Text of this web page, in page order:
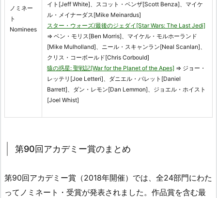
ノミネー
ト
Nominees
イト[Jeff White]、スコット・ベンザ[Scott Benza]、マイケ
ル・メイナーダス[Mike Meinardus]
スター・ウォーズ/最後のジェダイ[Star Wars: The Last Jedi]
⇒ ベン・モリス[Ben Morris]、マイケル・モルホーランド
[Mike Mulholland]、ニール・スキャンラン[Neal Scanlan]、
クリス・コーボールド[Chris Corbould]
猿の惑星: 聖戦記[War for the Planet of the Apes] ⇒ ジョー・
レッテリ[Joe Letteri]、ダニエル・バレット[Daniel
Barrett]、ダン・レモン[Dan Lemmon]、ジョエル・ホイスト
[Joel Whist]
第90回アカデミー賞のまとめ
第90回アカデミー賞（2018年開催）では、全24部門にわた
ってノミネート・受賞が発表されました。作品賞を含む最